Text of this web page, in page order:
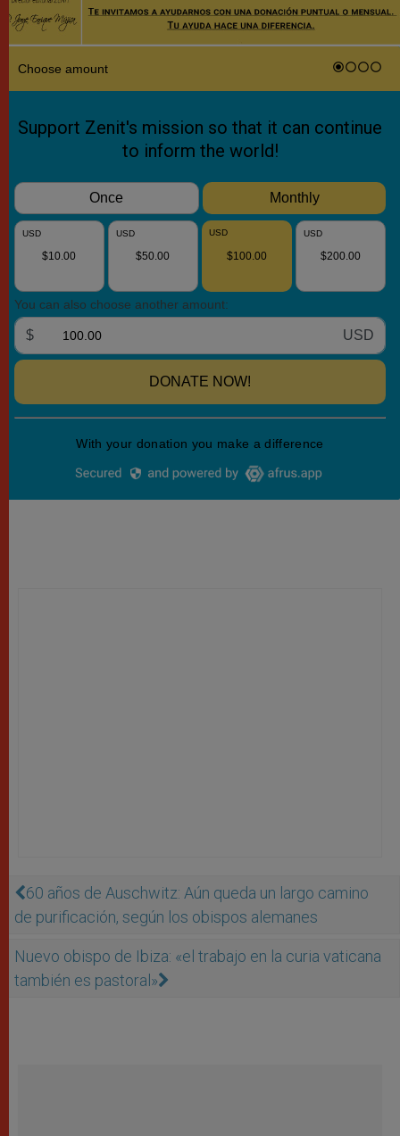
60 años de Auschwitz: Aún queda un largo camino
de purificación, según los obispos alemanes
Nuevo obispo de Ibiza: «el trabajo en la curia vaticana
también es pastoral»